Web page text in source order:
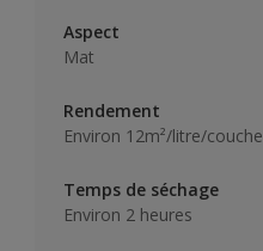
Aspect
Mat
Rendement
Environ 12m²/litre/couche
Temps de séchage
Environ 2 heures